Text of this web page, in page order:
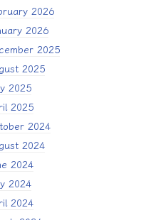
2026
2026
2025
2025
2025
2025
2024
2024
2024
2024
2024